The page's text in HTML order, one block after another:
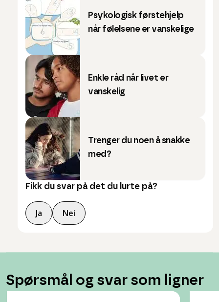
Psykologisk førstehjelp
når følelsene er vanskelige
Enkle råd når livet er
vanskelig
Trenger du noen å snakke
med?
Fikk du svar på det du lurte på?
Ja Nei
Spørsmål og svar som ligner